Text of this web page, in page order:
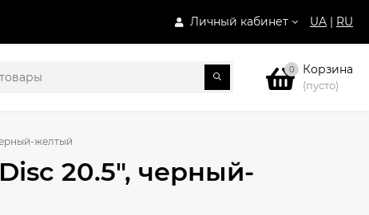
Личный кабинет UA | RU
0 Корзина
(пусто)
желтый
20.5", черный-